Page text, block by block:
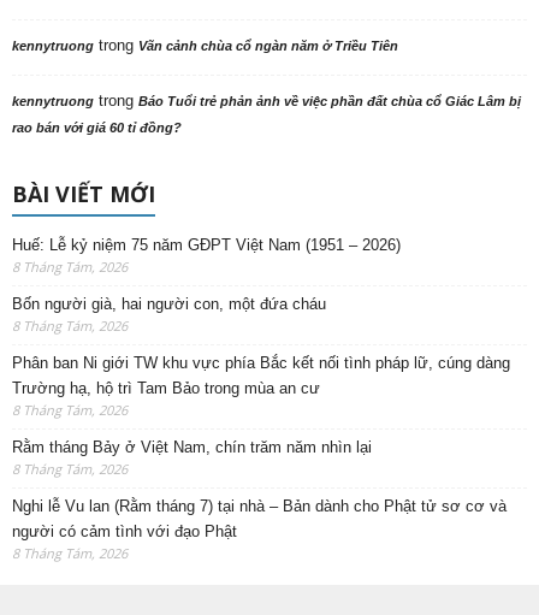
kennytruong trong Vãn cảnh chùa cổ ngàn năm ở Triều Tiên
kennytruong trong Báo Tuổi trẻ phản ảnh về việc phần đất chùa cổ Giác Lâm bị
rao bán với giá 60 tỉ đồng?
BÀI VIẾT MỚI
Huế: Lễ kỷ niệm 75 năm GĐPT Việt Nam (1951 – 2026)
8 Tháng Tám, 2026
Bốn người già, hai người con, một đứa cháu
8 Tháng Tám, 2026
Phân ban Ni giới TW khu vực phía Bắc kết nối tình pháp lữ, cúng dàng
Trường hạ, hộ trì Tam Bảo trong mùa an cư
8 Tháng Tám, 2026
Rằm tháng Bảy ở Việt Nam, chín trăm năm nhìn lại
8 Tháng Tám, 2026
Nghi lễ Vu lan (Rằm tháng 7) tại nhà – Bản dành cho Phật tử sơ cơ và
người có cảm tình với đạo Phật
8 Tháng Tám, 2026